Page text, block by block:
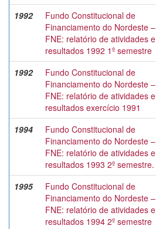
1992
Fundo Constitucional de
Financiamento do Nordeste –
FNE: relatório de atividades e
resultados 1992 1º semestre
1992
Fundo Constitucional de
Financiamento do Nordeste –
FNE: relatório de atividades e
resultados exercício 1991
1994
Fundo Constitucional de
Financiamento do Nordeste –
FNE: relatório de atividades e
resultados 1993 2º semestre.
1995
Fundo Constitucional de
Financiamento do Nordeste –
FNE: relatório de atividades e
resultados 1994 2º semestre